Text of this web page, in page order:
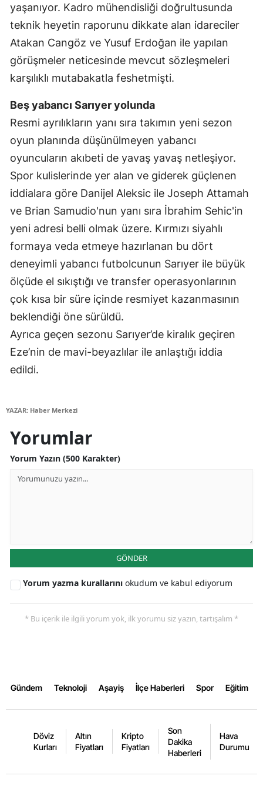
Mersin
İstanbul
İzmir
Kayseri
Kırklareli
Kırşehir
Kocaeli
Konya
Malatya
Manisa
Kahramanmaraş
Mardin
Siirt
Sivas
Trabzon
Şanlıurfa
yaşanıyor. Kadro mühendisliği doğrultusunda
teknik heyetin raporunu dikkate alan idareciler
Atakan Cangöz ve Yusuf Erdoğan ile yapılan
görüşmeler neticesinde mevcut sözleşmeleri
karşılıklı mutabakatla feshetmişti.
Beş yabancı Sarıyer yolunda
Resmi ayrılıkların yanı sıra takımın yeni sezon
oyun planında düşünülmeyen yabancı
oyuncuların akıbeti de yavaş yavaş netleşiyor.
Spor kulislerinde yer alan ve giderek güçlenen
iddialara göre Danijel Aleksic ile Joseph Attamah
ve Brian Samudio'nun yanı sıra İbrahim Sehic'in
yeni adresi belli olmak üzere. Kırmızı siyahlı
formaya veda etmeye hazırlanan bu dört
deneyimli yabancı futbolcunun Sarıyer ile büyük
ölçüde el sıkıştığı ve transfer operasyonlarının
çok kısa bir süre içinde resmiyet kazanmasının
beklendiği öne sürüldü.
Ayrıca geçen sezonu Sarıyer’de kiralık geçiren
Eze’nin de mavi-beyazlılar ile anlaştığı iddia
edildi.
YAZAR: Haber Merkezi
Yorumlar
Yorum Yazın (500 Karakter)
GÖNDER
Yorum yazma kurallarını okudum ve kabul ediyorum
* Bu içerik ile ilgili yorum yok, ilk yorumu siz yazın, tartışalım *
Gündem Teknoloji Aşayiş İlçe Haberleri Spor Eğitim
Döviz
Kurları
Altın
Fiyatları
Kripto
Fiyatları
Son
Dakika
Haberleri
Hava
Durumu